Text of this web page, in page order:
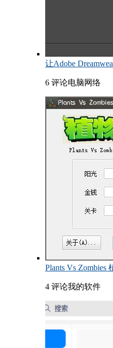
让Adobe
6 评论电脑网络
Plants Vs
4 评论我的软件